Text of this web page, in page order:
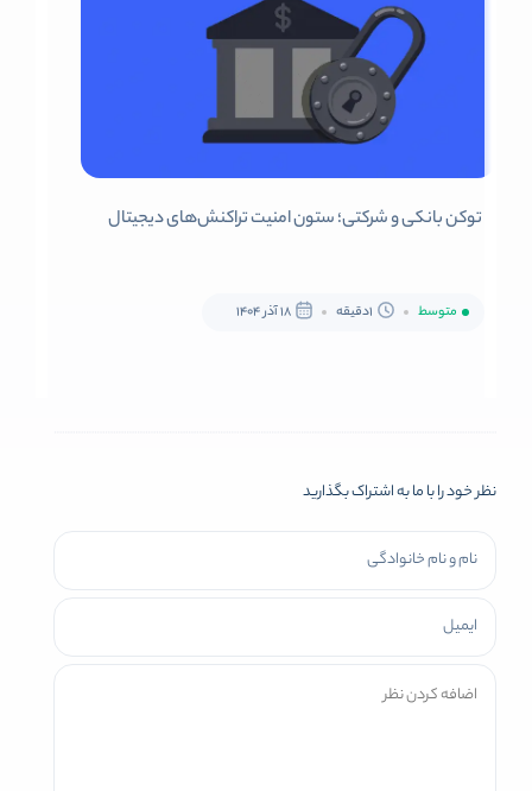
توکن بانکی و شرکتی؛ ستون امنیت تراکنش‌های دیجیتال
متوسط 1دقیقه 18 آذر 1404
نظر خود را با ما به اشتراک بگذارید